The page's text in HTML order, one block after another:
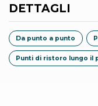
DETTAGLI
Da punto a punto
Punti di ristoro lungo il